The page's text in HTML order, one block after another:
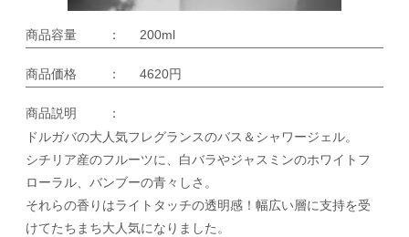
商品容量 ： 200ml
商品価格 ： 4620円
商品説明
：
ドルガバの大人気フレグランスのバス＆シャワージェル。
シチリア産のフルーツに、白バラやジャスミンのホワイトフ
ローラル、バンブーの青々しさ。
それらの香りはライトタッチの透明感！幅広い層に支持を受
けてたちまち大人気になりました。